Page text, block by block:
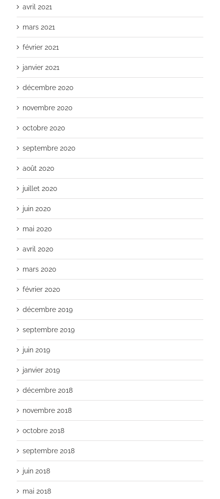
avril 2021
mars 2021
février 2021
janvier 2021
décembre 2020
novembre 2020
octobre 2020
septembre 2020
août 2020
juillet 2020
juin 2020
mai 2020
avril 2020
mars 2020
février 2020
décembre 2019
septembre 2019
juin 2019
janvier 2019
décembre 2018
novembre 2018
octobre 2018
septembre 2018
juin 2018
mai 2018